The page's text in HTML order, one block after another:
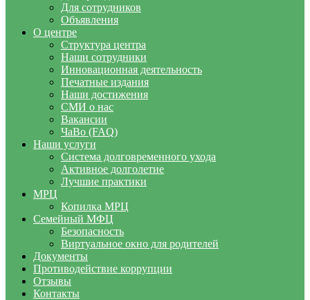
Для сотрудников
Объявления
О центре
Структура центра
Наши сотрудники
Инновационная деятельность
Печатные издания
Наши достижения
СМИ о нас
Вакансии
ЧаВо (FAQ)
Наши услуги
Система долговременного ухода
Активное долголетие
Лучшие практики
МРЦ
Копилка МРЦ
Семейный МФЦ
Безопасность
Виртуальное окно для родителей
Документы
Противодействие коррупции
Отзывы
Контакты